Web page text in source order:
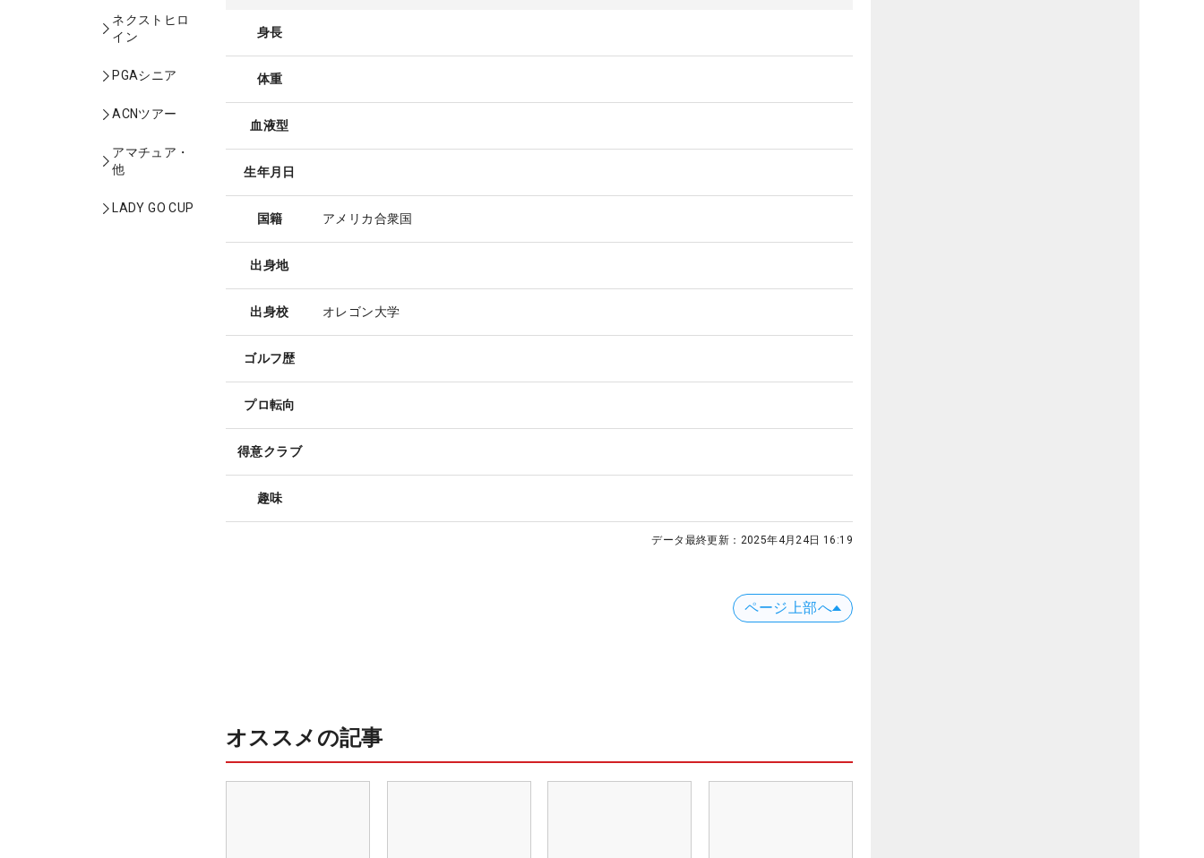
ネクストヒロ
イン
PGAシニア
ACNツアー
アマチュア・
他
LADY GO CUP
身長
体重
血液型
生年月日
国籍 アメリカ合衆国
出身地
出身校 オレゴン大学
ゴルフ歴
プロ転向
得意クラブ
趣味
データ最終更新： 2025年4月24日 16:19
ページ上部へ
オススメの記事